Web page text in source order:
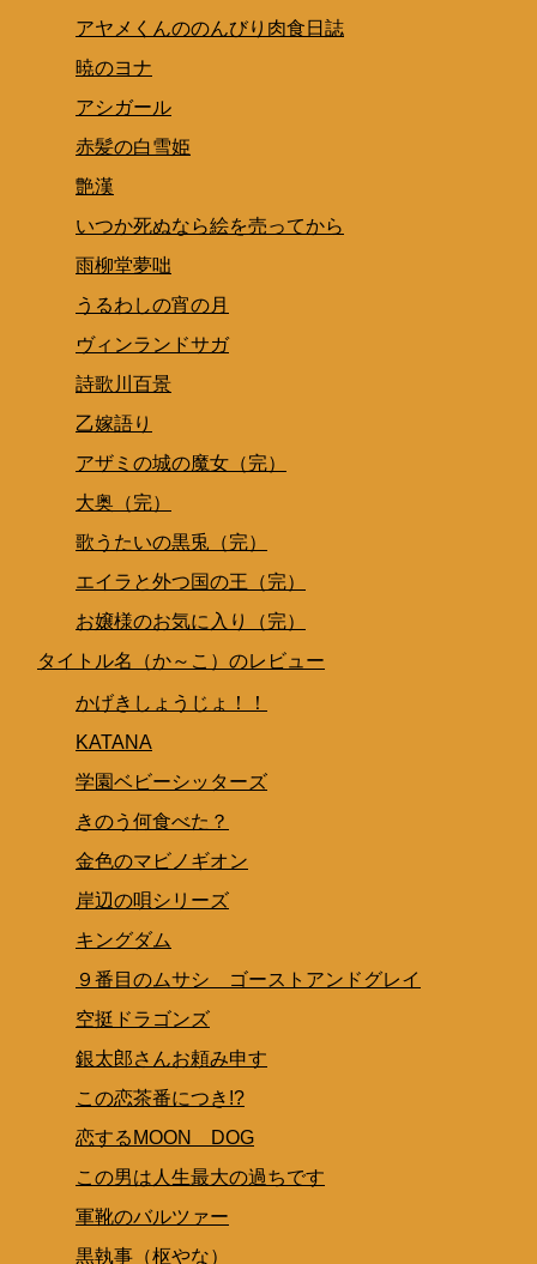
アヤメくんののんびり肉食日誌
暁のヨナ
アシガール
赤髪の白雪姫
艶漢
いつか死ぬなら絵を売ってから
雨柳堂夢咄
うるわしの宵の月
ヴィンランドサガ
詩歌川百景
乙嫁語り
アザミの城の魔女（完）
大奥（完）
歌うたいの黒兎（完）
エイラと外つ国の王（完）
お嬢様のお気に入り（完）
タイトル名（か～こ）のレビュー
かげきしょうじょ！！
KATANA
学園ベビーシッターズ
きのう何食べた？
金色のマビノギオン
岸辺の唄シリーズ
キングダム
９番目のムサシ ゴーストアンドグレイ
空挺ドラゴンズ
銀太郎さんお頼み申す
この恋茶番につき!?
恋するMOON DOG
この男は人生最大の過ちです
軍靴のバルツァー
黒執事（枢やな）